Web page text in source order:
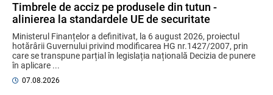
Timbrele de acciz pe produsele din tutun -
alinierea la standardele UE de securitate
Ministerul Finanțelor a definitivat, la 6 august 2026, proiectul
hotărârii Guvernului privind modificarea HG nr.1427/2007, prin
care se transpune parțial în legislația națională Decizia de punere
în aplicare ...
07.08.2026